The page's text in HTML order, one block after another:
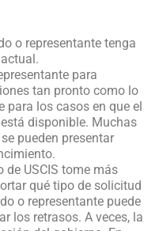
o representante tenga
para
tan pronto como lo
para los casos en que el
disponible. Muchas
pueden presentar
de USCIS tome más
qué tipo de solicitud
o representante puede
los retrasos. A veces, la